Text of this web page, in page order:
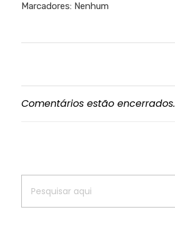
Marcadores: Nenhum
Comentários estão encerrados.